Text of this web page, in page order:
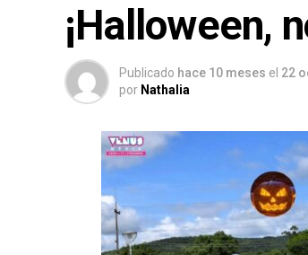
¡Halloween,
Publicado hace 10 meses el 22
por Nathalia